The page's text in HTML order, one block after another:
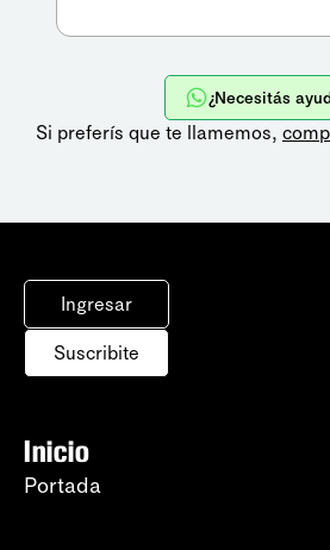
¿Necesitás
Si preferís que te llamemos,
Ingresar
Suscribite
Inicio
Portada